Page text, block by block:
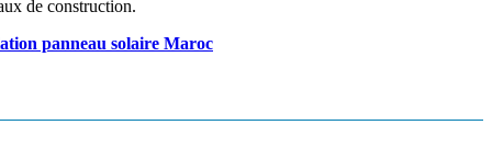
de construction.
panneau solaire Maroc